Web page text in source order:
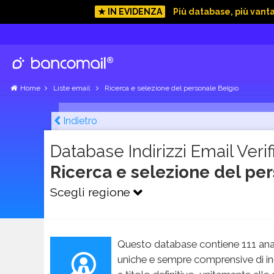
★ IN EVIDENZA Più database, più
Home Liste email Ricerca e selezione del personale Belgio
Indietro
Database Indirizzi Email
Ricerca e selezione del
Scegli regione
Questo database contiene 111
uniche e sempre comprensive di